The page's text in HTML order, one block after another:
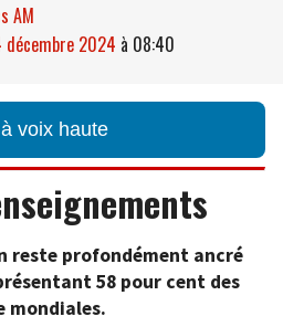
AM
décembre 2024 à 08:40
voix haute
reste profondément ancré
58 pour cent des
mondiales.